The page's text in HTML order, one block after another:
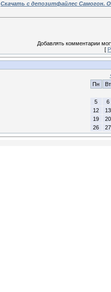
Скачать с депозитфайлес Самогон.
Добавлять комментарии
[
Пн
Вт
5
6
12
13
19
20
26
27